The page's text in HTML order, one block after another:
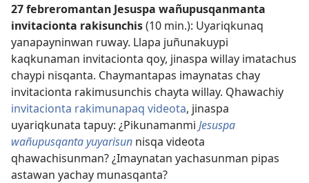
27 febreromantan Jesuspa wañupusqanmanta
invitacionta rakisunchis(10 min.): Uyariqkunaq
yanapayninwan ruway. Llapa juñunakuypi
kaqkunaman invitacionta qoy, jinaspa willay imatachus
chaypi nisqanta. Chaymantapas imaynatas chay
invitacionta rakimusunchis chayta willay. Qhawachiy
invitacionta rakimunapaq videota, jinaspa
uyariqkunata tapuy: ¿Pikunamanmi Jesuspa
wañupusqanta yuyarisun nisqa videota
qhawachisunman? ¿Imaynatan yachasunman pipas
astawan yachay munasqanta?